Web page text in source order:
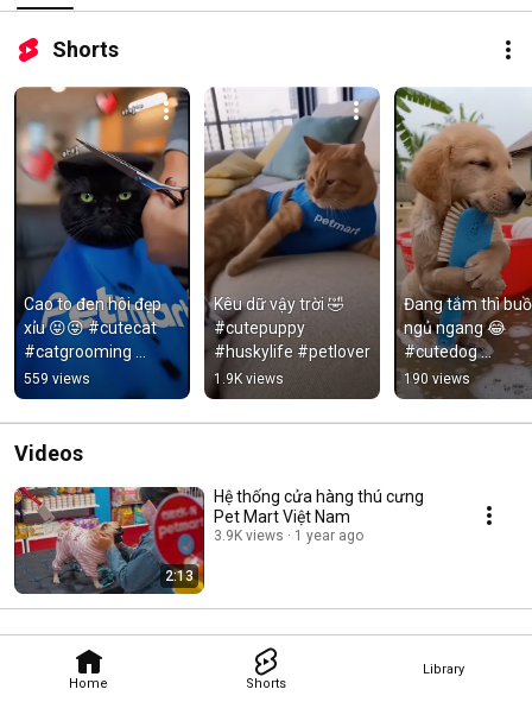
Home Shorts
Library
Shorts
Cao to đen hôi đẹp
xỉu 😝😜 #cutecat
#catgrooming
#mèodễthương
559 views
Kêu dữ vậy trời 🤣
#cutepuppy
#huskylife #petlover
1.9K views
Đang tắm thì
ngủ ngang 😂
#cutedog
#doglovers
190 views
Videos
2:13
Hệ thống cửa hàng thú cưng
Pet Mart Việt Nam
3.9K views 1 year ago